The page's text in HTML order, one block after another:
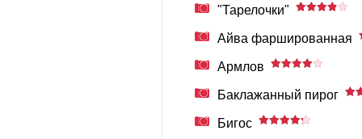
"Тарелочки"
Айва фаршированная
Армлов
Баклажанный пирог
Бигос